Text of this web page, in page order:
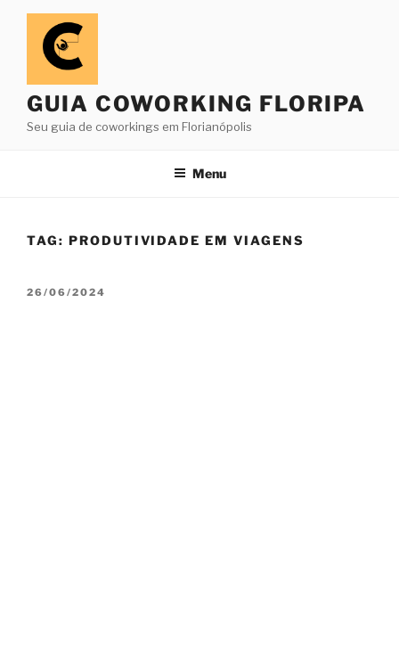
Pular
conteúdo
GUIA COWORKING FLORIPA
Seu guia de coworkings em Florianópolis
Menu
TAG: PRODUTIVIDADE EM VIAGENS
PUBLICADO
26/06/2024